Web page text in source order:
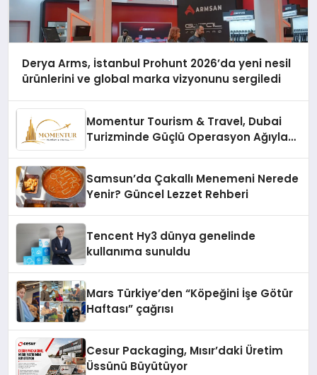
Derya Arms, İstanbul Prohunt 2026’da yeni nesil
ürünlerini ve global marka vizyonunu sergiledi
Momentur Tourism & Travel, Dubai
Turizminde Güçlü Operasyon Ağıyla
Samsun’da Çakallı Menemeni Nerede
Yenir? Güncel Lezzet Rehberi
Tencent Hy3 dünya genelinde
kullanıma sunuldu
Mars Türkiye’den “Köpeğini İşe Götür
Haftası” çağrısı
Cesur Packaging, Mısır’daki Üretim
Üssünü Büyütüyor